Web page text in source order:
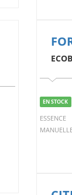
EN STOCK
ESSENCE